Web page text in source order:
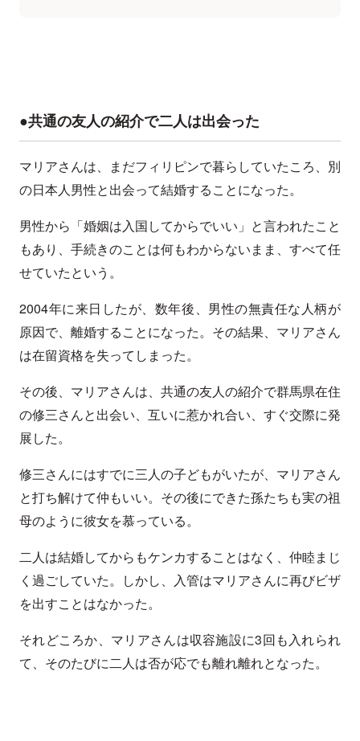
●共通の友人の紹介で二人は出会った
マリアさんは、まだフィリピンで暮らしていたころ、別
の日本人男性と出会って結婚することになった。
男性から「婚姻は入国してからでいい」と言われたこと
もあり、手続きのことは何もわからないまま、すべて任
せていたという。
2004年に来日したが、数年後、男性の無責任な人柄が
原因で、離婚することになった。その結果、マリアさん
は在留資格を失ってしまった。
その後、マリアさんは、共通の友人の紹介で群馬県在住
の修三さんと出会い、互いに惹かれ合い、すぐ交際に発
展した。
修三さんにはすでに三人の子どもがいたが、マリアさん
と打ち解けて仲もいい。その後にできた孫たちも実の祖
母のように彼女を慕っている。
二人は結婚してからもケンカすることはなく、仲睦まじ
く過ごしていた。しかし、入管はマリアさんに再びビザ
を出すことはなかった。
それどころか、マリアさんは収容施設に3回も入れられ
て、そのたびに二人は否が応でも離れ離れとなった。